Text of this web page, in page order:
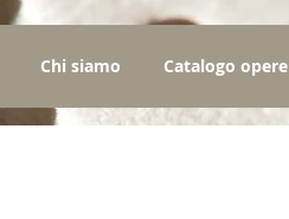
Chi siamo Catalogo opere